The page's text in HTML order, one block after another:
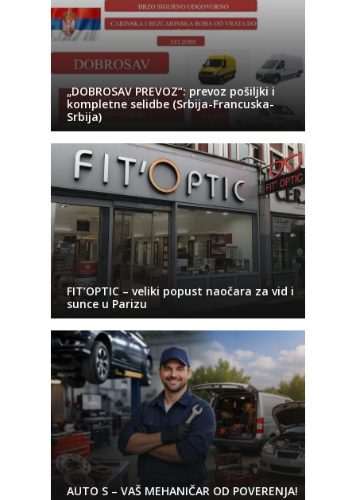
„DOBROSAV PREVOZ“: prevoz pošiljki i
kompletne selidbe (Srbija-Francuska-
Srbija)
FIT’OPTIC – veliki popust naočara za vid i
sunce u Parizu
AUTO S – VAŠ MEHANIČAR OD POVERENJA!